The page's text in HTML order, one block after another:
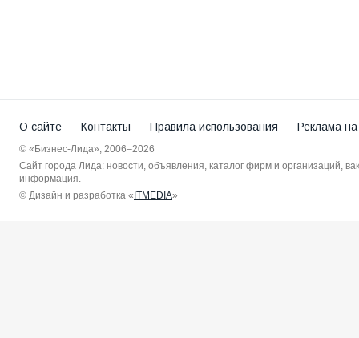
О сайте Контакты Правила использования Реклама
© «Бизнес-Лида», 2006–2026
Сайт города Лида: новости, объявления, каталог фирм и организаций,
информация.
© Дизайн и разработка «ITMEDIA»